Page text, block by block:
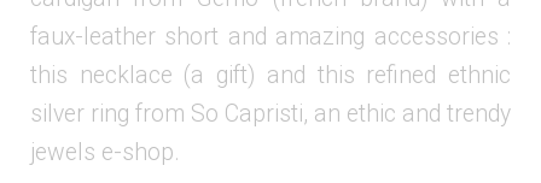
faux-leather short and amazing accessories :
this necklace (a gift) and this refined ethnic
silver ring from So Capristi, an ethic and trendy
jewels e-shop.